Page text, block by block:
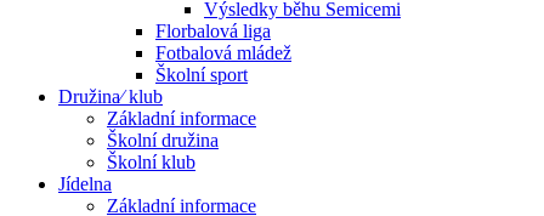
Výsledky běhu Semicemi
Florbalová liga
Fotbalová mládež
Školní sport
Družina⁄ klub
Základní informace
Školní družina
Školní klub
Jídelna
Základní informace